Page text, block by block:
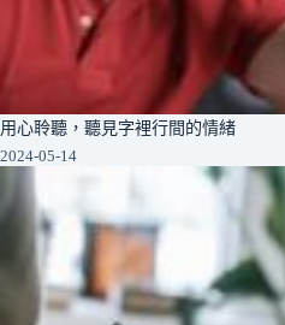
用心聆聽，聽見字裡行間的情緒
2024-05-14